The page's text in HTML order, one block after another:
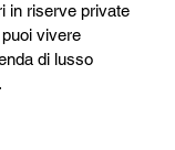
in riserve private
vivere
di lusso